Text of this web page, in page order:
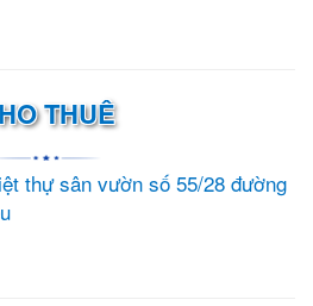
THUÊ
thự sân vườn số 55/28 đường